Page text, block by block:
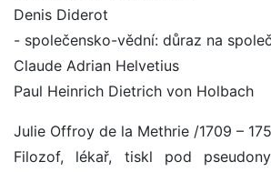
Denis Diderot
- společensko-vědní: důraz na
Claude Adrian Helvetius
Paul Heinrich Dietrich von Holbach
Julie Offroy de la Methrie /1709 –
Filozof, lékař, tiskl pod